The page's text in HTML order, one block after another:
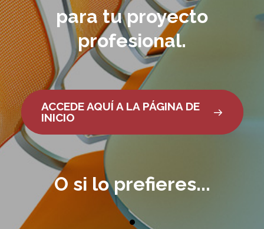
para tu proyecto
profesional.
ACCEDE AQUÍ A LA PÁGINA DE
INICIO
O si lo prefieres...